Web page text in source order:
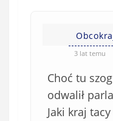
3 lat temu
Choć tu
odwalił
Jaki kraj